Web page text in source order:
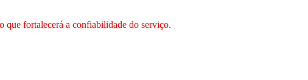
que fortalecerá a confiabilidade do serviço.